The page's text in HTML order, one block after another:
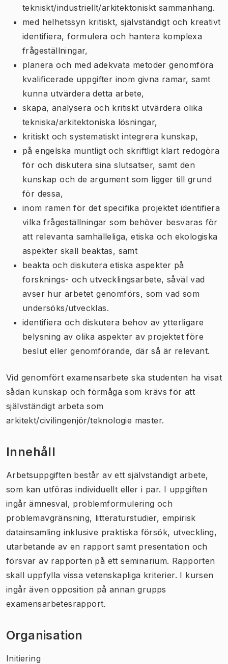
tekniskt/industriellt/arkitektoniskt sammanhang.
med helhetssyn kritiskt, självständigt och kreativt
identifiera, formulera och hantera komplexa
frågeställningar,
planera och med adekvata metoder genomföra
kvalificerade uppgifter inom givna ramar, samt
kunna utvärdera detta arbete,
skapa, analysera och kritiskt utvärdera olika
tekniska/arkitektoniska lösningar,
kritiskt och systematiskt integrera kunskap,
på engelska muntligt och skriftligt klart redogöra
för och diskutera sina slutsatser, samt den
kunskap och de argument som ligger till grund
för dessa,
inom ramen för det specifika projektet identifiera
vilka frågeställningar som behöver besvaras för
att relevanta samhälleliga, etiska och ekologiska
aspekter skall beaktas, samt
beakta och diskutera etiska aspekter på
forsknings- och utvecklingsarbete, såväl vad
avser hur arbetet genomförs, som vad som
undersöks/utvecklas.
identifiera och diskutera behov av ytterligare
belysning av olika aspekter av projektet före
beslut eller genomförande, där så är relevant.
Vid genomfört examensarbete ska studenten ha visat
sådan kunskap och förmåga som krävs för att
självständigt arbeta som
arkitekt/civilingenjör/teknologie master.
Innehåll
Arbetsuppgiften består av ett självständigt arbete,
som kan utföras individuellt eller i par. I uppgiften
ingår ämnesval, problemformulering och
problemavgränsning, litteraturstudier, empirisk
datainsamling inklusive praktiska försök, utveckling,
utarbetande av en rapport samt presentation och
försvar av rapporten på ett seminarium. Rapporten
skall uppfylla vissa vetenskapliga kriterier. I kursen
ingår även opposition på annan grupps
examensarbetesrapport.
Organisation
Initiering